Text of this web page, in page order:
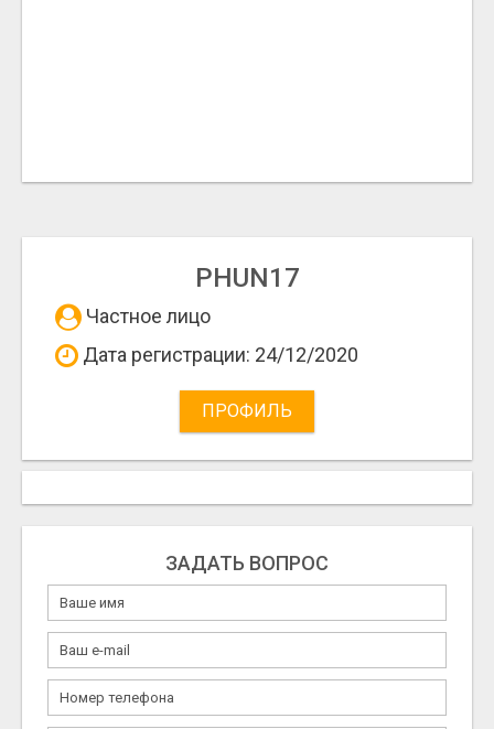
PHUN17
Частное лицо
Дата регистрации: 24/12/2020
ПРОФИЛЬ
ЗАДАТЬ ВОПРОС